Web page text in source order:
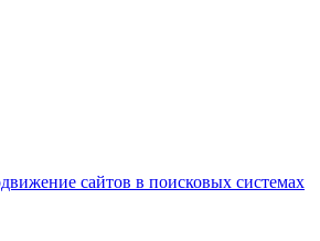
сайтов в поисковых системах